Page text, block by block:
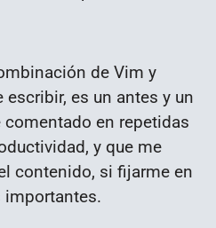
de Vim y
escribir, es un antes y un
comentado en repetidas
y que me
contenido, si fijarme en